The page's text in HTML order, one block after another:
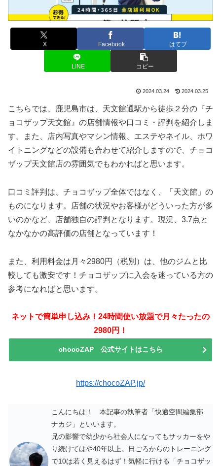
X Facebook はてブ
LINE コピー
2024.03.24 2024.03.25
こちらでは、鹿児島市は、天文館通駅から徒歩２分の『チ
ョコザップ天文館』の店舗情報や口コミ・評判を紹介しま
す。また、店内写真やマシン情報、エステやネイル、ホワ
イトニングなどの設備も合わせて紹介しますので、チョコ
ザップ天文館店の雰囲気でもわかればと思います。
口コミ評判は、チョコザップ全体ではなく、「天文館」の
ものになります。店舗の状況やお客様がどういった方が多
いのかなど、店舗独自の評判となります。現況、3.7点と
なかなかの高評価の店舗となっています！
また、利用料金は月々2980円（税別）は、他のジムと比
較しても激安です！チョコザップに入会を迷っている方の
参考になればと思います。
ネットで簡単申し込み！24時間使い放題で月々たったの
2980円！
chocoZAP 公式サイトはこちら
https://chocoZAP.jp/
こんにちは！ 本記事の執筆者「快適空間編集部
ナカジ」といいます。
兄の影響で幼少から社会人になってもサッカーをや
り続けてはや40年以上。日ごろからのトレーニング
で10は若く見えるはず！気軽に行ける「チョコザッ